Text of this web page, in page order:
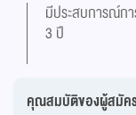
มีประสบการณ์ก
3 ปี
คุณสมบัติของผู้สมัค